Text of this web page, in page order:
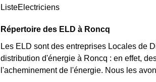
ListeElectriciens
Répertoire des ELD à Roncq
Les ELD sont des entreprises Locales de
distribution d'énergie à Roncq : en effet,
l'acheminement de l'énergie. Nous les